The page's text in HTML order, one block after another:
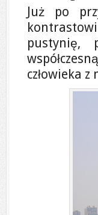
Już po
pustynię,
człowieka